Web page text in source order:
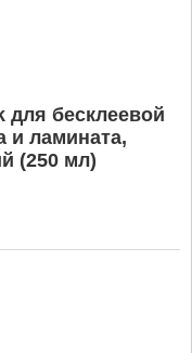
для бесклеевой
и ламината,
(250 мл)